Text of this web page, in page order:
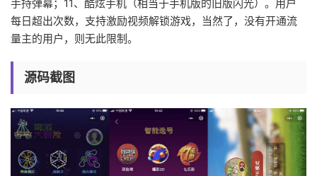
手持弹幕；11、酷炫手机（相当于手机版的旧版闪光）。用户
每日超出次数，支持激励视频解锁游戏，当然了，没有开通流
量主的用户，则无此限制。
源码截图